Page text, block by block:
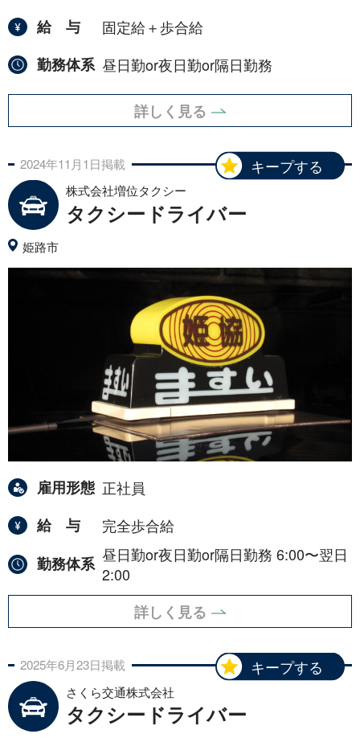
給与
固定給＋歩合給
勤務体系 昼日勤or夜日勤or隔日勤務
詳しく見る
キープする
2024年11月1日掲載
株式会社増位タクシー
タクシードライバー
姫路市
雇用形態 正社員
給与
完全歩合給
勤務体系 昼日勤or夜日勤or隔日勤務 6:00〜翌日
2:00
詳しく見る
キープする
2025年6月23日掲載
さくら交通株式会社
タクシードライバー